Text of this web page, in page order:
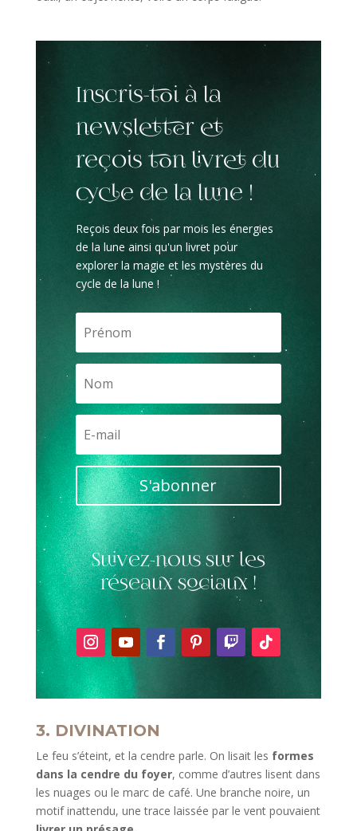
Inscris-toi à la
newsletter et
reçois ton livret du
cycle de la lune !
Reçois deux fois par mois les énergies
de la lune ainsi qu'un livret pour
explorer la magie et les mystères du
cycle de la lune !
S'abonner
Suivez-nous sur les
réseaux sociaux !
3. DIVINATION
Le feu s’éteint, et la cendre parle. On lisait les formes
dans la cendre du foyer, comme d’autres lisent dans
les nuages ou le marc de café. Une branche noire, un
motif inattendu, une trace laissée par le vent pouvaient